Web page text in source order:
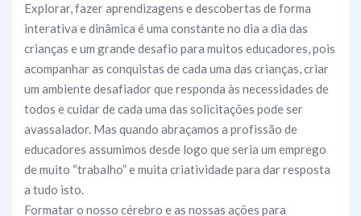
Explorar, fazer aprendizagens e descobertas de forma
interativa e dinâmica é uma constante no dia a dia das
crianças e um grande desafio para muitos educadores, pois
acompanhar as conquistas de cada uma das crianças, criar
um ambiente desafiador que responda às necessidades de
todos e cuidar de cada uma das solicitações pode ser
avassalador. Mas quando abraçamos a profissão de
educadores assumimos desde logo que seria um emprego
de muito “trabalho” e muita criatividade para dar resposta
a tudo isto.
Formatar o nosso cérebro e as nossas ações para